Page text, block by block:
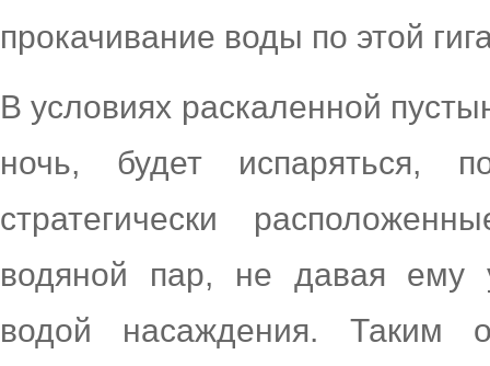
прокачивание воды по этой
В условиях раскаленной
ночь, будет испаряться,
стратегически
водяной пар, не давая ему
водой насаждения. Таким